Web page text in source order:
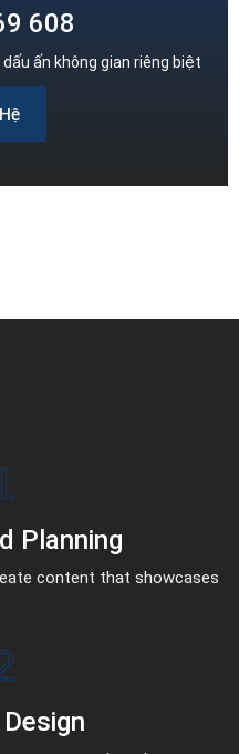
608
ấn không gian riêng biệt
Planning
content that showcases